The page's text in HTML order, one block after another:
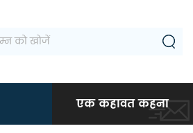
एक कहावत कहना